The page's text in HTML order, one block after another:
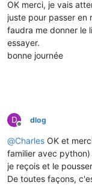
OK merci, je vais
juste pour passer en
faudra me donner le
essayer.
bonne journée
D
Offline
dlog
@Charles OK et
familier avec
je reçois et le
De toutes façons,